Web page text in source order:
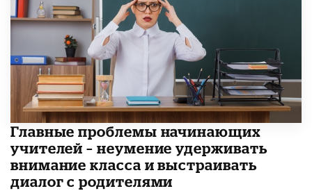
Главные проблемы начинающих
учителей – неумение удерживать
внимание класса и выстраивать
диалог с родителями